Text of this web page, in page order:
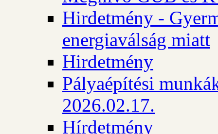
Hirdetmény -
energiaválság miatt
Hirdetmény
Pályaépítési
2026.02.17.
Hírdetmény